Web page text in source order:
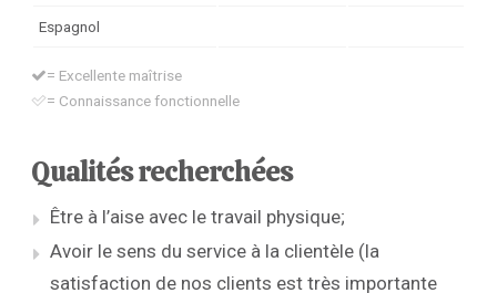
Espagnol
= Excellente maîtrise
= Connaissance fonctionnelle
Qualités recherchées
Être à l’aise avec le travail physique;
Avoir le sens du service à la clientèle (la
satisfaction de nos clients est très importante